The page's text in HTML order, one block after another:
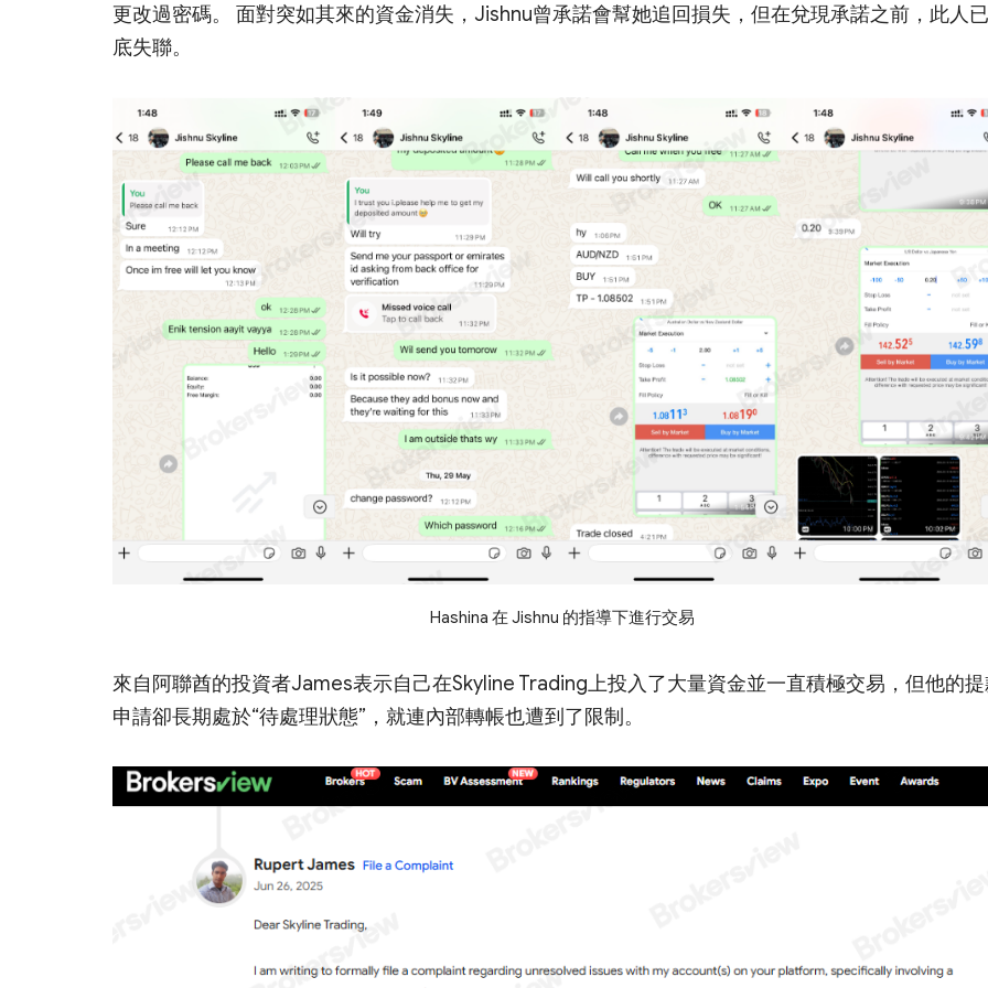
更改過密碼。 面對突如其來的資金消失，Jishnu曾承諾會幫她追回損失，但在兌現承諾之前，此人
底失聯。
Hashina 在 Jishnu 的指導下進行交易
來自阿聯酋的投資者James表示自己在Skyline Trading上投入了大量資金並一直積極交易，但他的
申請卻長期處於“待處理狀態”，就連內部轉帳也遭到了限制。